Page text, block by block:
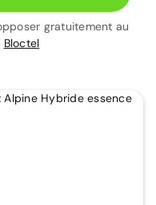
gratuitement au
Bloctel